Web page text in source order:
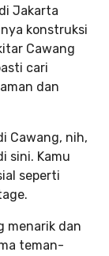
Jakarta
konstruksi
Cawang
cari
dan
Cawang, nih,
sini. Kamu
seperti
menarik dan
teman-